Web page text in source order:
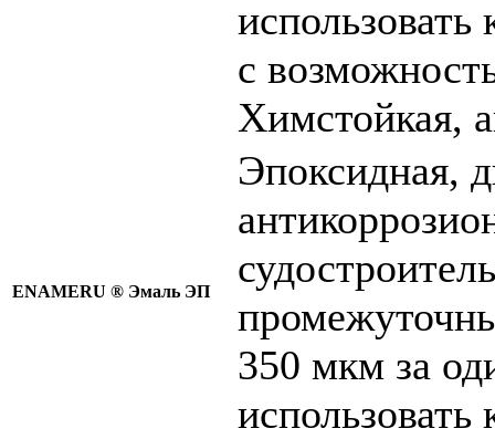
использовать
с
Химстойкая,
ENAMERU ® Эмаль ЭП
Эпоксидная,
350 мкм за
использовать